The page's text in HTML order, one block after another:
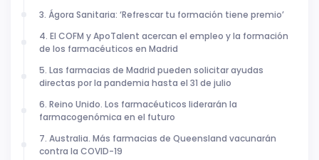
3. Ágora Sanitaria: ‘Refrescar tu formación tiene premio’
4. El COFM y ApoTalent acercan el empleo y la formación
de los farmacéuticos en Madrid
5. Las farmacias de Madrid pueden solicitar ayudas
directas por la pandemia hasta el 31 de julio
6. Reino Unido. Los farmacéuticos liderarán la
farmacogenómica en el futuro
7. Australia. Más farmacias de Queensland vacunarán
contra la COVID-19